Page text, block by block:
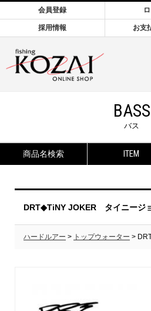
会員登録
採用情報 お支
BASS
バス
商品名検索 ITEM
DRT◆TiNY JOKER タイニージ
ハードルアー > トップウォーター >